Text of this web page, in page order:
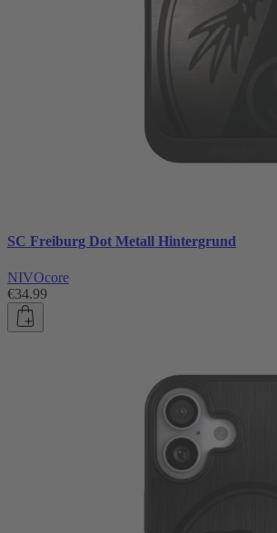
SC Freiburg Dot Metall Hintergrund
NIVOcore
€34.99